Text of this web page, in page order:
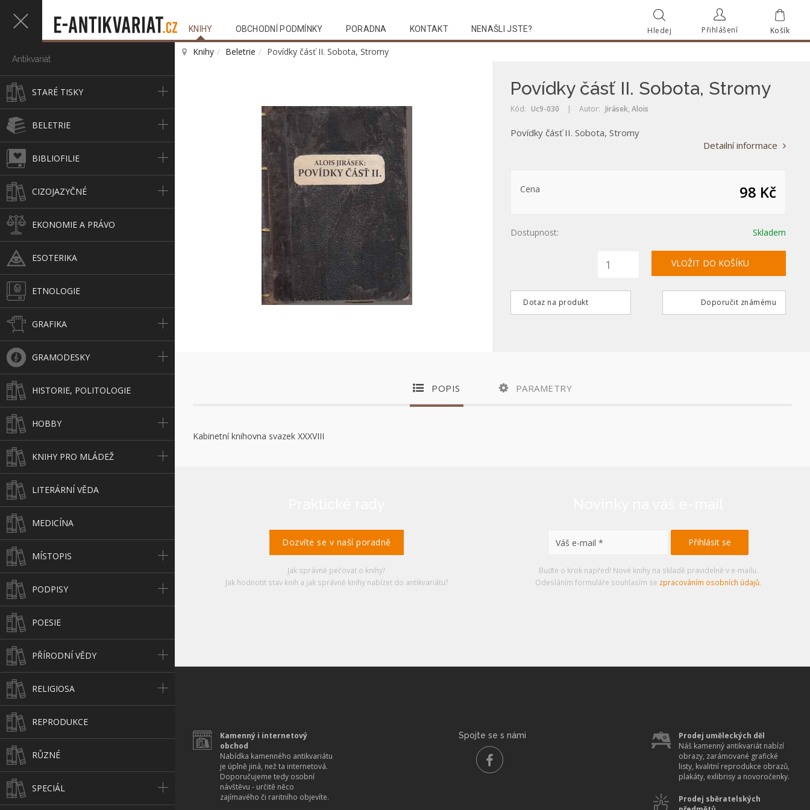
Košík
Přihlášení
Hledej
KNIHY OBCHODNÍ PODMÍNKY PORADNA KONTAKT NENAŠLI JSTE?
Antikvariát
STARÉ TISKY
BELETRIE
BIBLIOFILIE
CIZOJAZYČNÉ
EKONOMIE A PRÁVO
ESOTERIKA
ETNOLOGIE
GRAFIKA
GRAMODESKY
HISTORIE, POLITOLOGIE
HOBBY
KNIHY PRO MLÁDEŽ
LITERÁRNÍ VĚDA
MEDICÍNA
MÍSTOPIS
PODPISY
POESIE
PŘÍRODNÍ VĚDY
RELIGIOSA
REPRODUKCE
RŮZNÉ
SPECIÁL
Knihy Beletrie Povídky čásť II. Sobota, Stromy
Povídky čásť II. Sobota, Stromy
Kód: Uc9-030 | Autor: Jirásek, Alois
Povídky čásť II. Sobota, Stromy
Detailní informace
Cena 98 Kč
Dostupnost: Skladem
Dotaz na produkt Doporučit známému
POPIS PARAMETRY
Kabinetní knihovna svazek XXXVIII
Dozvíte se v naší poradně
Jak správně pečovat o knihy?
Jak hodnotit stav knih a jak správně knihy nabízet do antikvariátu?
Buďte o krok napřed! Nové knihy na skladě pravidelně v e-mailu.
Odesláním formuláře souhlasím se zpracováním osobních údajů.
Kamenný i internetový
obchod
Nabídka kamenného antikvariátu
je úplně jiná, než ta internetová.
Doporučujeme tedy osobní
návštěvu - určitě něco
zajímavého či raritního objevíte.
Prodej uměleckých děl
Náš kamenný antikvariát nabízí
obrazy, zarámované grafické
listy, kvalitní reprodukce obrazů,
plakáty, exlibrisy a novoročenky.
Prodej sběratelských
Spojte se s námi